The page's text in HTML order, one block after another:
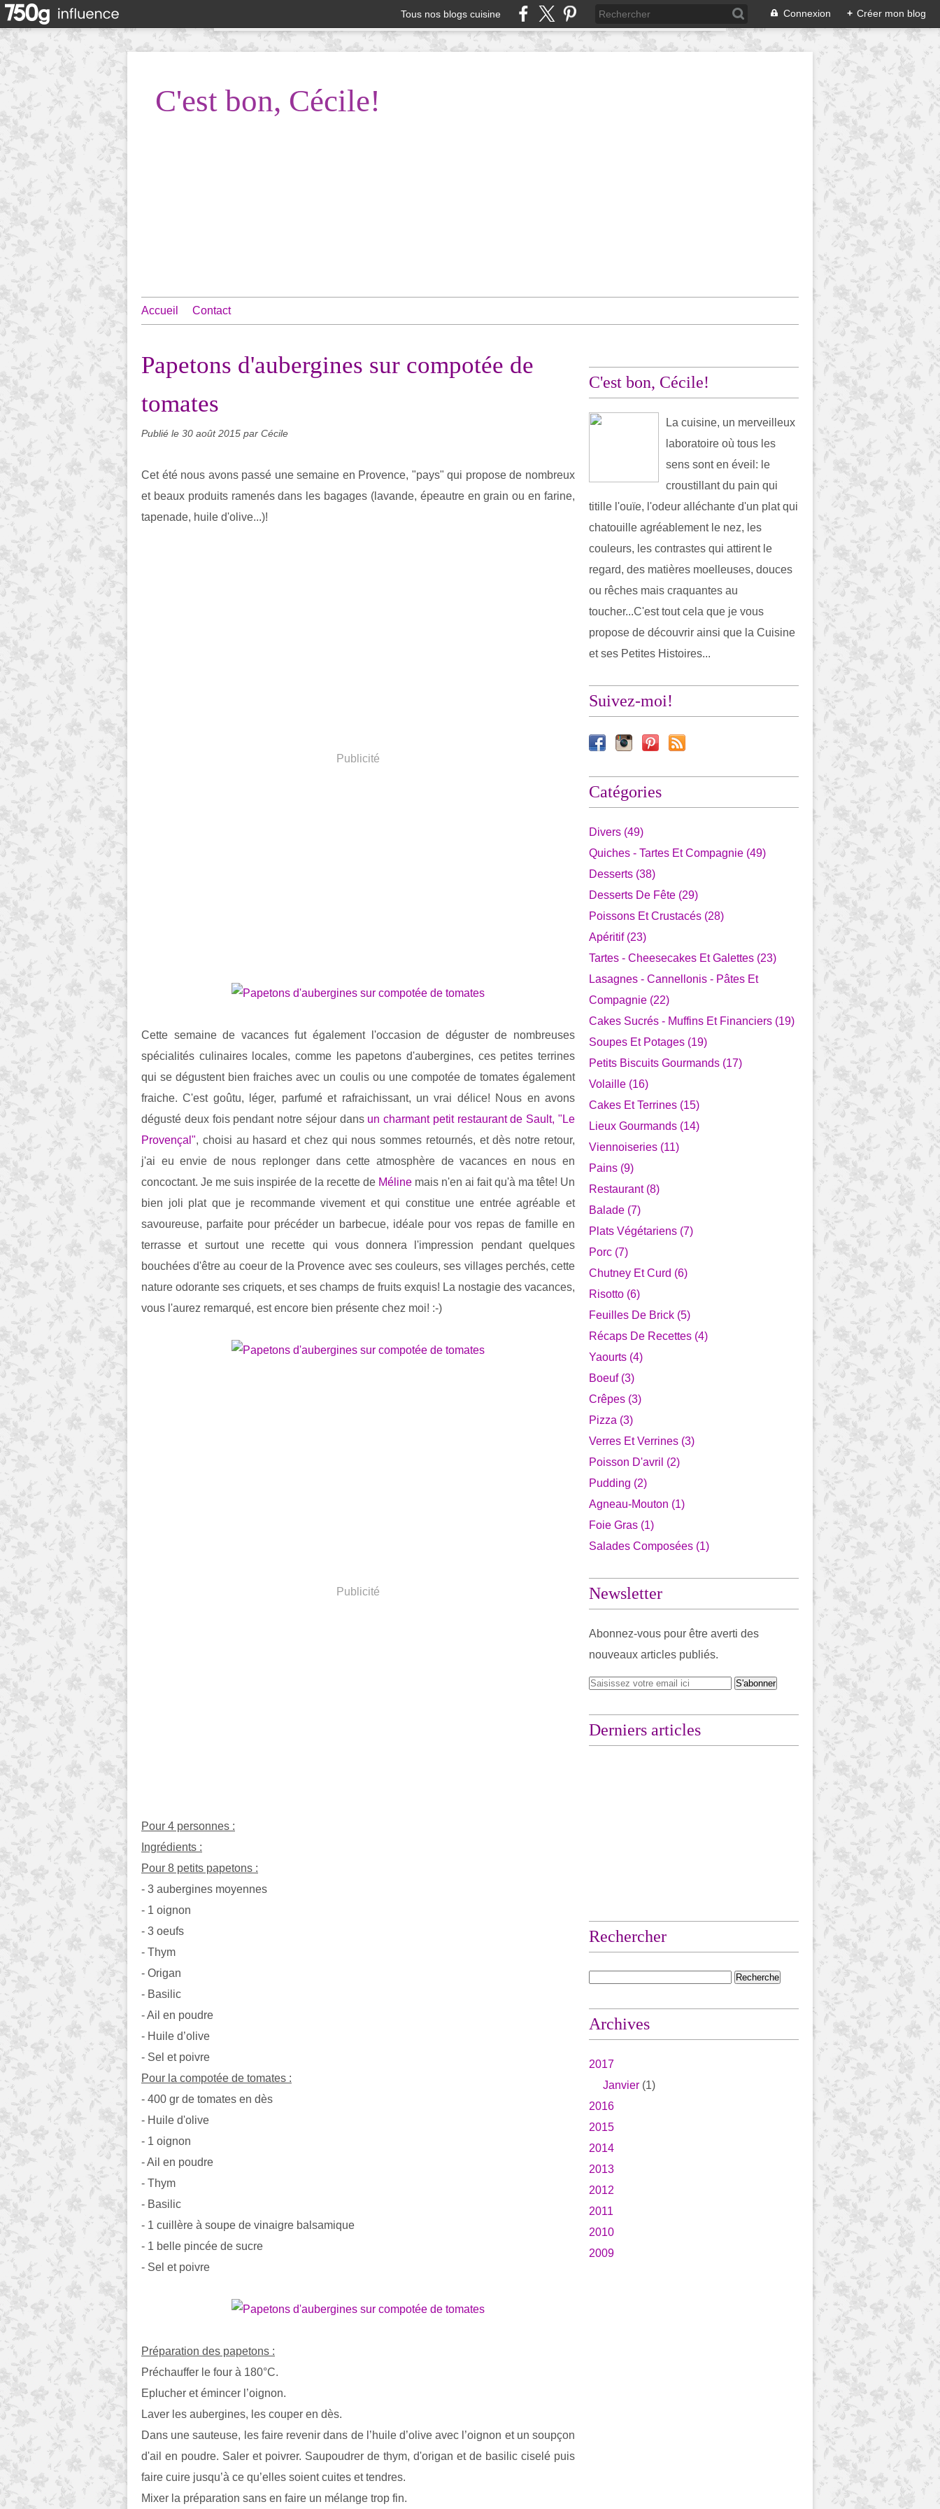
Tous nos blogs cuisine Connexion + Créer mon blog
C'est bon, Cécile!
Accueil Contact
Papetons d'aubergines sur compotée de
tomates
Publié le 30 août 2015 par Cécile
Cet été nous avons passé une semaine en Provence, "pays" qui propose de nombreux
et beaux produits ramenés dans les bagages (lavande, épeautre en grain ou en farine,
tapenade, huile d'olive...)!
Publicité
Cette semaine de vacances fut également l'occasion de déguster de nombreuses
spécialités culinaires locales, comme les papetons d'aubergines, ces petites terrines
qui se dégustent bien fraiches avec un coulis ou une compotée de tomates également
fraiche. C'est goûtu, léger, parfumé et rafraichissant, un vrai délice! Nous en avons
dégusté deux fois pendant notre séjour dans un charmant petit restaurant de Sault, "Le
Provençal", choisi au hasard et chez qui nous sommes retournés, et dès notre retour,
j'ai eu envie de nous replonger dans cette atmosphère de vacances en nous en
concoctant. Je me suis inspirée de la recette de Méline mais n'en ai fait qu'à ma tête! Un
bien joli plat que je recommande vivement et qui constitue une entrée agréable et
savoureuse, parfaite pour précéder un barbecue, idéale pour vos repas de famille en
terrasse et surtout une recette qui vous donnera l'impression pendant quelques
bouchées d'être au coeur de la Provence avec ses couleurs, ses villages perchés, cette
nature odorante ses criquets, et ses champs de fruits exquis! La nostagie des vacances,
vous l'aurez remarqué, est encore bien présente chez moi! :-)
Publicité
Pour 4 personnes :
Ingrédients :
Pour 8 petits papetons :
- 3 aubergines moyennes
- 1 oignon
- 3 oeufs
- Thym
- Origan
- Basilic
- Ail en poudre
- Huile d’olive
- Sel et poivre
Pour la compotée de tomates :
- 400 gr de tomates en dès
- Huile d'olive
- 1 oignon
- Ail en poudre
- Thym
- Basilic
- 1 cuillère à soupe de vinaigre balsamique
- 1 belle pincée de sucre
- Sel et poivre
Préparation des papetons :
Préchauffer le four à 180°C.
Eplucher et émincer l’oignon.
Laver les aubergines, les couper en dès.
Dans une sauteuse, les faire revenir dans de l’huile d’olive avec l’oignon et un soupçon
d'ail en poudre. Saler et poivrer. Saupoudrer de thym, d'origan et de basilic ciselé puis
faire cuire jusqu’à ce qu’elles soient cuites et tendres.
Mixer la préparation sans en faire un mélange trop fin.
C'est bon, Cécile!
La cuisine, un merveilleux
laboratoire où tous les
sens sont en éveil: le
croustillant du pain qui
titille l'ouïe, l'odeur alléchante d'un plat qui
chatouille agréablement le nez, les
couleurs, les contrastes qui attirent le
regard, des matières moelleuses, douces
ou rêches mais craquantes au
toucher...C'est tout cela que je vous
propose de découvrir ainsi que la Cuisine
et ses Petites Histoires...
Suivez-moi!
Catégories
Divers (49)
Quiches - Tartes Et Compagnie (49)
Desserts (38)
Desserts De Fête (29)
Poissons Et Crustacés (28)
Apéritif (23)
Tartes - Cheesecakes Et Galettes (23)
Lasagnes - Cannellonis - Pâtes Et
Compagnie (22)
Cakes Sucrés - Muffins Et Financiers (19)
Soupes Et Potages (19)
Petits Biscuits Gourmands (17)
Volaille (16)
Cakes Et Terrines (15)
Lieux Gourmands (14)
Viennoiseries (11)
Pains (9)
Restaurant (8)
Balade (7)
Plats Végétariens (7)
Porc (7)
Chutney Et Curd (6)
Risotto (6)
Feuilles De Brick (5)
Récaps De Recettes (4)
Yaourts (4)
Boeuf (3)
Crêpes (3)
Pizza (3)
Verres Et Verrines (3)
Poisson D'avril (2)
Pudding (2)
Agneau-Mouton (1)
Foie Gras (1)
Salades Composées (1)
Newsletter
Abonnez-vous pour être averti des
nouveaux articles publiés.
Derniers articles
Rechercher
Archives
2017
Janvier (1)
2016
2015
2014
2013
2012
2011
2010
2009